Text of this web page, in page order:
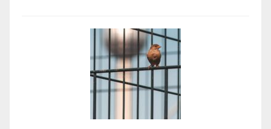
oder
Inhouse-
Produktion?
finden
Unternehmen